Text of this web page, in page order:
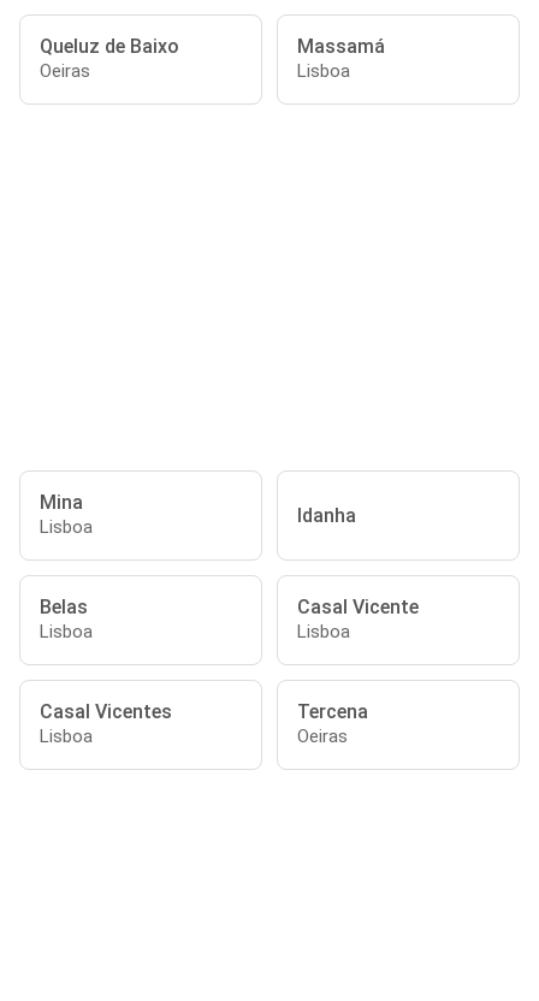
Queluz de Baixo
Oeiras
Massamá
Lisboa
Mina
Lisboa Idanha
Belas
Lisboa
Casal Vicente
Lisboa
Casal Vicentes
Lisboa
Tercena
Oeiras